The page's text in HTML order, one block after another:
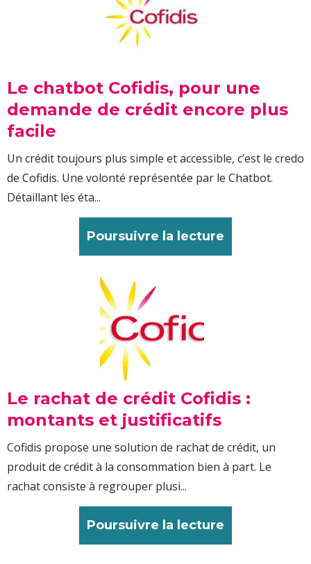
Le chatbot Cofidis, pour une
demande de crédit encore plus
facile
Un crédit toujours plus simple et accessible, c’est le credo
de Cofidis. Une volonté représentée par le Chatbot.
Détaillant les éta...
Poursuivre la lecture
Le rachat de crédit Cofidis :
montants et justificatifs
Cofidis propose une solution de rachat de crédit, un
produit de crédit à la consommation bien à part. Le
rachat consiste à regrouper plusi...
Poursuivre la lecture